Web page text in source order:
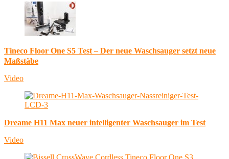
Tineco Floor One S5 Test – Der neue Waschsauger setzt neue
Maßstäbe
Video
Dreame H11 Max neuer intelligenter Waschsauger im Test
Video